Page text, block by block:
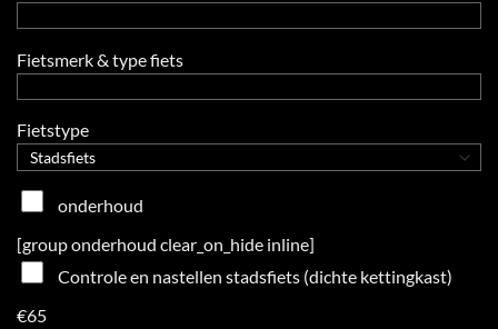
Fietsmerk & type fiets
Fietstype
onderhoud
[group onderhoud clear_on_hide inline]
Controle en nastellen stadsfiets (dichte kettingkast)
€65